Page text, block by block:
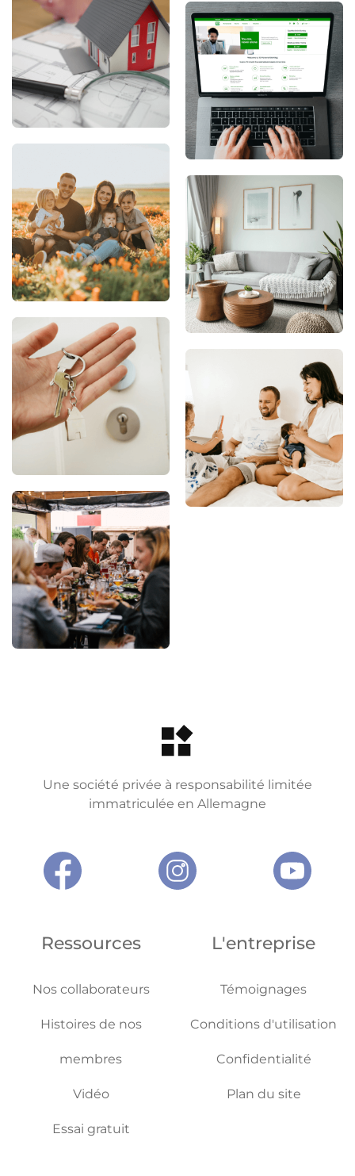
Une société privée à responsabilité limitée
immatriculée en Allemagne
Ressources
Nos collaborateurs
Histoires de nos
membres
Vidéo
Essai gratuit
L'entreprise
Témoignages
Conditions d'utilisation
Confidentialité
Plan du site